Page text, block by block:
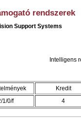
rendszerek
Support Systems
Intelligens
Kredit
1/0/f 4